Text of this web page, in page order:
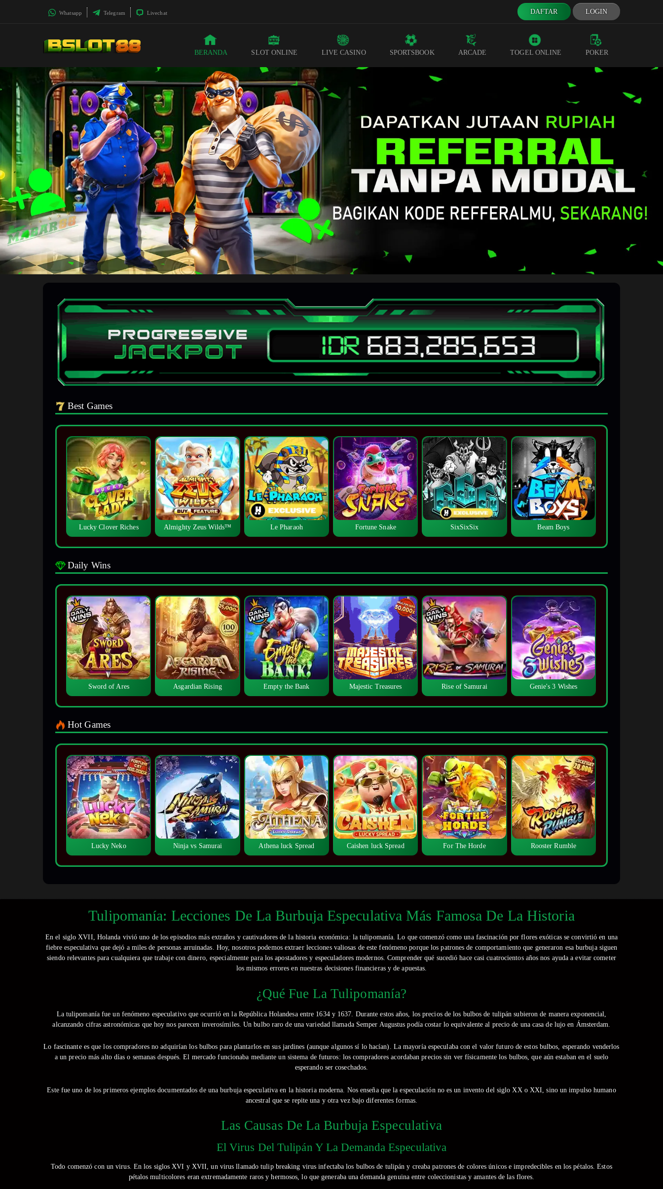
Whatsapp Telegram Livechat DAFTAR LOGIN
BERANDA SLOT ONLINE LIVE CASINO SPORTSBOOK ARCADE TOGEL ONLINE POKER
Best Games
Lucky Clover Riches Almighty Zeus Wilds™ Le Pharaoh Fortune Snake SixSixSix Beam Boys
Daily Wins
Sword of Ares Asgardian Rising Empty the Bank Majestic Treasures Rise of Samurai Genie's 3 Wishes
Hot Games
Lucky Neko Ninja vs Samurai Athena luck Spread Caishen luck Spread For The Horde Rooster Rumble
Tulipomanía: Lecciones De La Burbuja Especulativa Más Famosa De La Historia
En el siglo XVII, Holanda vivió uno de los episodios más extraños y cautivadores de la historia económica: la tulipomanía. Lo que comenzó como una fascinación por flores exóticas se convirtió en una
fiebre especulativa que dejó a miles de personas arruinadas. Hoy, nosotros podemos extraer lecciones valiosas de este fenómeno porque los patrones de comportamiento que generaron esa burbuja siguen
siendo relevantes para cualquiera que trabaje con dinero, especialmente para los apostadores y especuladores modernos. Comprender qué sucedió hace casi cuatrocientos años nos ayuda a evitar cometer
los mismos errores en nuestras decisiones financieras y de apuestas.
¿Qué Fue La Tulipomanía?
La tulipomanía fue un fenómeno especulativo que ocurrió en la República Holandesa entre 1634 y 1637. Durante estos años, los precios de los bulbos de tulipán subieron de manera exponencial,
alcanzando cifras astronómicas que hoy nos parecen inverosímiles. Un bulbo raro de una variedad llamada Semper Augustus podía costar lo equivalente al precio de una casa de lujo en Ámsterdam.
Lo fascinante es que los compradores no adquirían los bulbos para plantarlos en sus jardines (aunque algunos sí lo hacían). La mayoría especulaba con el valor futuro de estos bulbos, esperando venderlos
a un precio más alto días o semanas después. El mercado funcionaba mediante un sistema de futuros: los compradores acordaban precios sin ver físicamente los bulbos, que aún estaban en el suelo
esperando ser cosechados.
Este fue uno de los primeros ejemplos documentados de una burbuja especulativa en la historia moderna. Nos enseña que la especulación no es un invento del siglo XX o XXI, sino un impulso humano
ancestral que se repite una y otra vez bajo diferentes formas.
Las Causas De La Burbuja Especulativa
El Virus Del Tulipán Y La Demanda Especulativa
Todo comenzó con un virus. En los siglos XVI y XVII, un virus llamado tulip breaking virus infectaba los bulbos de tulipán y creaba patrones de colores únicos e impredecibles en los pétalos. Estos
pétalos multicolores eran extremadamente raros y hermosos, lo que generaba una demanda genuina entre coleccionistas y amantes de las flores.